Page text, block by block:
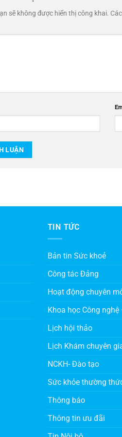
sẽ không được hiển thị công khai.
TIN TỨC
Bản tin Sức khoẻ
Công tác Đảng
Hoạt động chuyên
Khoa học Công nghệ
Lịch hội thảo
Lịch Khám chuyên
NCKH- Đào tạo
Sức khỏe thường
Thông báo
Thông tin ưu đãi